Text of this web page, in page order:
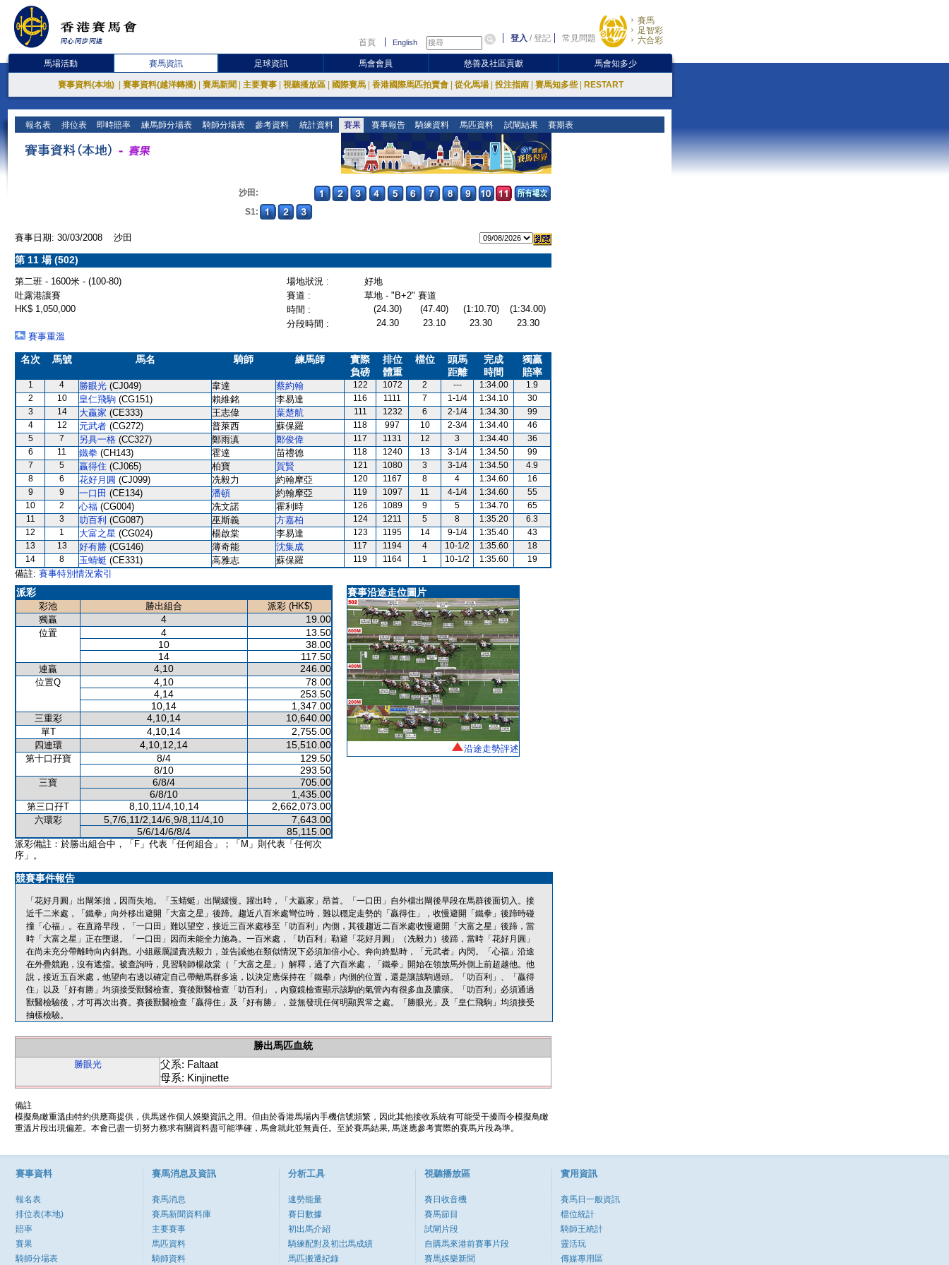
首頁 English 登入 /登記 常見問題
賽馬
足智彩
六合彩
馬場活動 賽馬資訊 足球資訊 馬會會員 慈善及社區貢獻 馬會知多少
賽事資料(本地) 賽事資料(越洋轉播) 賽馬新聞 主要賽事 視聽播放區 國際賽馬 香港國際馬匹拍賣會 從化馬場 投注指南 賽馬知多些 RESTART
報名表 排位表 即時賠率 練馬師分場表 騎師分場表 參考資料 統計資料 賽果 賽事報告 騎練資料 馬匹資料 試閘結果 賽期表
沙田:
S1:
賽事日期: 30/03/2008 沙田
第 11 場 (502)
第二班 - 1600米 - (100-80) 場地狀況 :
好地
吐露港讓賽
賽道 :
草地 - "B+2" 賽道
HK$ 1,050,000
時間 : (24.30) (47.40) (1:10.70)
(1:34.00)
分段時間 :
24.30 23.10 23.30
23.30
賽事重溫
名次 馬號 馬名 騎師 練馬師
實際
負磅
排位
體重
檔位
頭馬
距離
完成
時間
獨贏
賠率
1 4 勝眼光 (CJ049) 韋達 蔡約翰 122 1072 2 --- 1:34.00
1.9
2
10 皇仁飛駒 (CG151) 賴維銘 李易達 116 1111 7 1-1/4 1:34.10
30
3
14 大贏家 (CE333) 王志偉 葉楚航 111 1232 6 2-1/4 1:34.30
99
4
12 元武者 (CG272) 普萊西 蘇保羅 118 997 10 2-3/4 1:34.40
46
5
7 另具一格 (CC327) 鄭雨滇 鄭俊偉 117 1131 12 3 1:34.40
36
6
11 鐵拳 (CH143) 霍達 苗禮德 118 1240 13 3-1/4 1:34.50
99
7
5 贏得住 (CJ065) 柏寶 賀賢 121 1080 3 3-1/4 1:34.50
4.9
8
6 花好月圓 (CJ099) 冼毅力 約翰摩亞 120 1167 8 4 1:34.60
16
9
9 一口田 (CE134) 潘頓 約翰摩亞 119 1097 11 4-1/4 1:34.60
55
10
2 心福 (CG004) 冼文諾 霍利時 126 1089 9 5 1:34.70
65
11
3 叻百利 (CG087) 巫斯義 方嘉柏 124 1211 5 8 1:35.20
6.3
12
1 大富之星 (CG024) 楊啟棠 李易達 123 1195 14 9-1/4 1:35.40
43
13
13 好有勝 (CG146) 薄奇能 沈集成 117 1194 4 10-1/2 1:35.60
18
14
8 玉蜻蜓 (CE331) 高雅志 蘇保羅 119 1164 1 10-1/2 1:35.60 19
備註: 賽事特別情況索引
派彩
彩池 勝出組合
派彩 (HK$)
獨贏
4 19.00
位置 4
13.50
10
38.00
14
117.50
連贏 4,10 246.00
位置Q 4,10
78.00
4,14
253.50
10,14
1,347.00
三重彩 4,10,14 10,640.00
單T 4,10,14 2,755.00
四連環 4,10,12,14 15,510.00
第十口孖寶 8/4
129.50
8/10
293.50
三寶 6/8/4
705.00
6/8/10
1,435.00
第三口孖T 8,10,11/4,10,14 2,662,073.00
六環彩 5,7/6,11/2,14/6,9/8,11/4,10
7,643.00
5/6/14/6/8/4
85,115.00
派彩備註：於勝出組合中，「F」代表「任何組合」；「M」則代表「任何次
序」。
賽事沿途走位圖片
沿途走勢評述
競賽事件報告
「花好月圓」出閘笨拙，因而失地。「玉蜻蜓」出閘緩慢。躍出時，「大贏家」昂首。「一口田」自外檔出閘後早段在馬群後面切入。接
近千二米處，「鐵拳」向外移出避開「大富之星」後蹄。趨近八百米處彎位時，難以穩定走勢的「贏得住」，收慢避開「鐵拳」後蹄時碰
撞「心福」。在直路早段，「一口田」難以望空，接近三百米處移至「叻百利」內側，其後趨近二百米處收慢避開「大富之星」後蹄，當
時「大富之星」正在墮退。「一口田」因而未能全力施為。一百米處，「叻百利」勒避「花好月圓」（冼毅力）後蹄，當時「花好月圓」
在尚未充分帶離時向內斜跑。小組嚴厲譴責冼毅力，並告誡他在類似情況下必須加倍小心。奔向終點時，「元武者」內閃。「心福」沿途
在外疊競跑，沒有遮擋。被查詢時，見習騎師楊啟棠（「大富之星」）解釋，過了六百米處，「鐵拳」開始在領放馬外側上前超越他。他
說，接近五百米處，他望向右邊以確定自己帶離馬群多遠，以決定應保持在「鐵拳」內側的位置，還是讓該駒過頭。「叻百利」、「贏得
住」以及「好有勝」均須接受獸醫檢查。賽後獸醫檢查「叻百利」，內窺鏡檢查顯示該駒的氣管內有很多血及膿痰。「叻百利」必須通過
獸醫檢驗後，才可再次出賽。賽後獸醫檢查「贏得住」及「好有勝」，並無發現任何明顯異常之處。「勝眼光」及「皇仁飛駒」均須接受
抽樣檢驗。
勝出馬匹血統
勝眼光
父系: Faltaat
母系: Kinjinette
備註
模擬鳥瞰重溫由特約供應商提供，供馬迷作個人娛樂資訊之用。但由於香港馬場內手機信號頻繁，因此其他接收系統有可能受干擾而令模擬鳥瞰
重溫片段出現偏差。本會已盡一切努力務求有關資料盡可能準確，馬會就此並無責任。至於賽馬結果, 馬迷應參考實際的賽馬片段為準。
賽事資料
報名表
排位表(本地)
賠率
賽果
騎師分場表
賽馬消息及資訊
賽馬消息
賽馬新聞資料庫
主要賽事
馬匹資料
騎師資料
分析工具
速勢能量
賽日數據
初出馬介紹
騎練配對及初岀馬成績
馬匹搬遷紀錄
視聽播放區
賽日收音機
賽馬節目
試閘片段
自購馬來港前賽事片段
賽馬娛樂新聞
實用資訊
賽馬日一般資訊
檔位統計
騎師王統計
靈活玩
傳媒專用區